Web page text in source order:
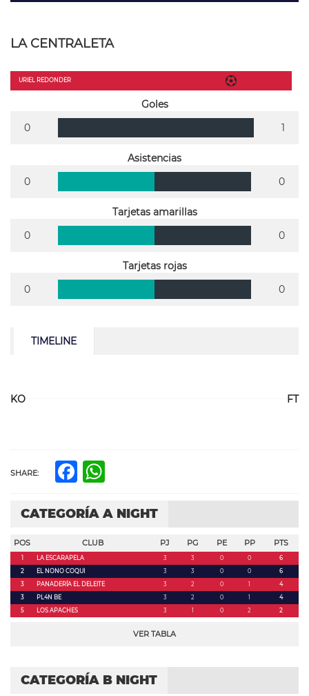
LA CENTRALETA
URIEL REDONDER
Goles
0
1
Asistencias
0
0
Tarjetas amarillas
0
0
Tarjetas rojas
0
0
TIMELINE
KO FT
SHARE: Facebook
CATEGORÍA A NIGHT
POS CLUB PJ PG PE PP PTS
1 LA ESCARAPELA 3 3 0 0
6
2
EL NONO COQUI 3 3 0 0
6
3
PANADERÍA EL DELEITE 3 2 0 1
4
3
PL4N BE 3 2 0 1
4
5
LOS APACHES 3 1 0 2 2
VER TABLA
CATEGORÍA B NIGHT